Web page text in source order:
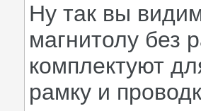
Ну так вы
магнитолу без
комплектуют
рамку и